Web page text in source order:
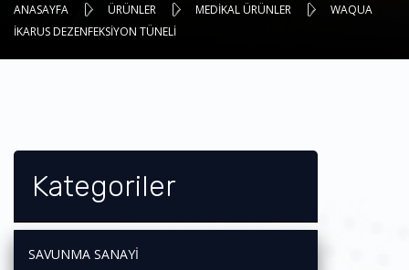
ANASAYFA ÜRÜNLER MEDİKAL ÜRÜNLER
WAQUA
İKARUS DEZENFEKSIYON TÜNELI
Kategoriler
SAVUNMA SANAYİ